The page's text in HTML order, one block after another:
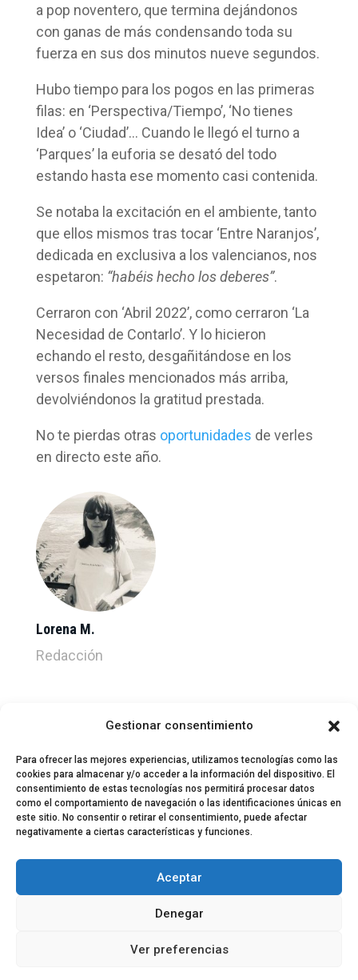
Gestionar consentimiento
Para ofrecer las mejores experiencias, utilizamos tecnologías como las
cookies para almacenar y/o acceder a la información del dispositivo. El
consentimiento de estas tecnologías nos permitirá procesar datos
como el comportamiento de navegación o las identificaciones únicas en
este sitio. No consentir o retirar el consentimiento, puede afectar
negativamente a ciertas características y funciones.
Aceptar
Denegar
Ver preferencias
a pop noventero, que termina dejándonos
con ganas de más condensando toda su
fuerza en sus dos minutos nueve segundos.
Hubo tiempo para los pogos en las primeras
filas: en ‘Perspectiva/Tiempo’, ‘No tienes
Idea’ o ‘Ciudad’… Cuando le llegó el turno a
‘Parques’ la euforia se desató del todo
estando hasta ese momento casi contenida.
Se notaba la excitación en el ambiente, tanto
que ellos mismos tras tocar ‘Entre Naranjos’,
dedicada en exclusiva a los valencianos, nos
espetaron: “habéis hecho los deberes”.
Cerraron con ‘Abril 2022’, como cerraron ‘La
Necesidad de Contarlo’. Y lo hicieron
echando el resto, desgañitándose en los
versos finales mencionados más arriba,
devolviéndonos la gratitud prestada.
No te pierdas otras oportunidades de verles
en directo este año.
Lorena M.
Redacción
Equipo EPDLT Contacto